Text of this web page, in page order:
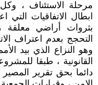
مرحلة الاستئناف ،
ابطال الاتفاقيات التي
بثروات أراضي معلقة
التحجج بعدم اعتراف
وهو النزاع الذي بيد
القانونية ، طبقا
دائما بحق تقرير